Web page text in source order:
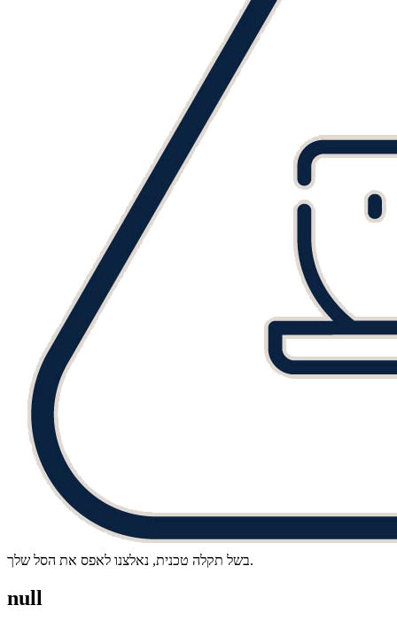
בשל תקלה טכנית, נאלצנו לאפס את הסל שלך.
null